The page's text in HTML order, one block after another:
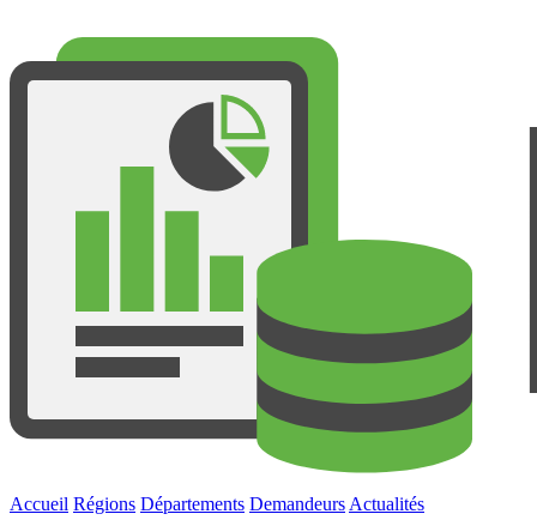
Accueil Régions Départements Demandeurs Actualités